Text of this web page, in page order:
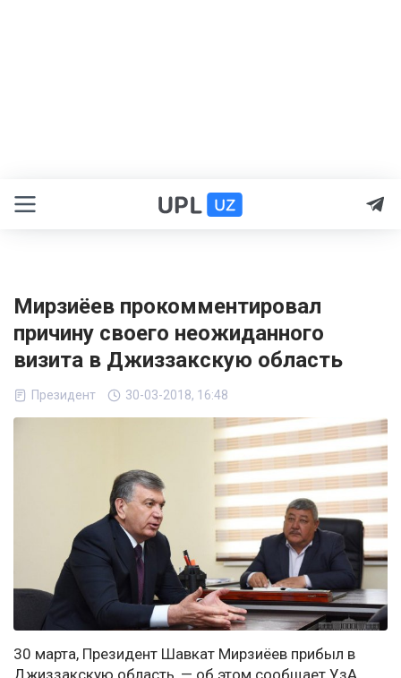
Мирзиёев прокомментировал
причину своего неожиданного
визита в Джиззакскую область
Президент 30-03-2018, 16:48
30 марта, Президент Шавкат Мирзиёев прибыл в